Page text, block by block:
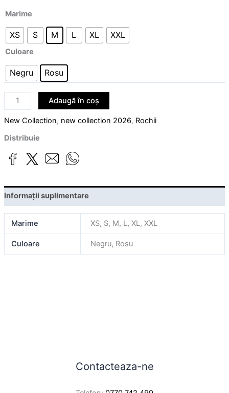
Marime
XS S M L XL XXL
Culoare
Negru Rosu
Adaugă în coș
New Collection, new collection 2026, Rochii
Distribuie
Informații suplimentare
Marime XS, S, M, L, XL, XXL
Culoare Negru, Rosu
Contacteaza-ne